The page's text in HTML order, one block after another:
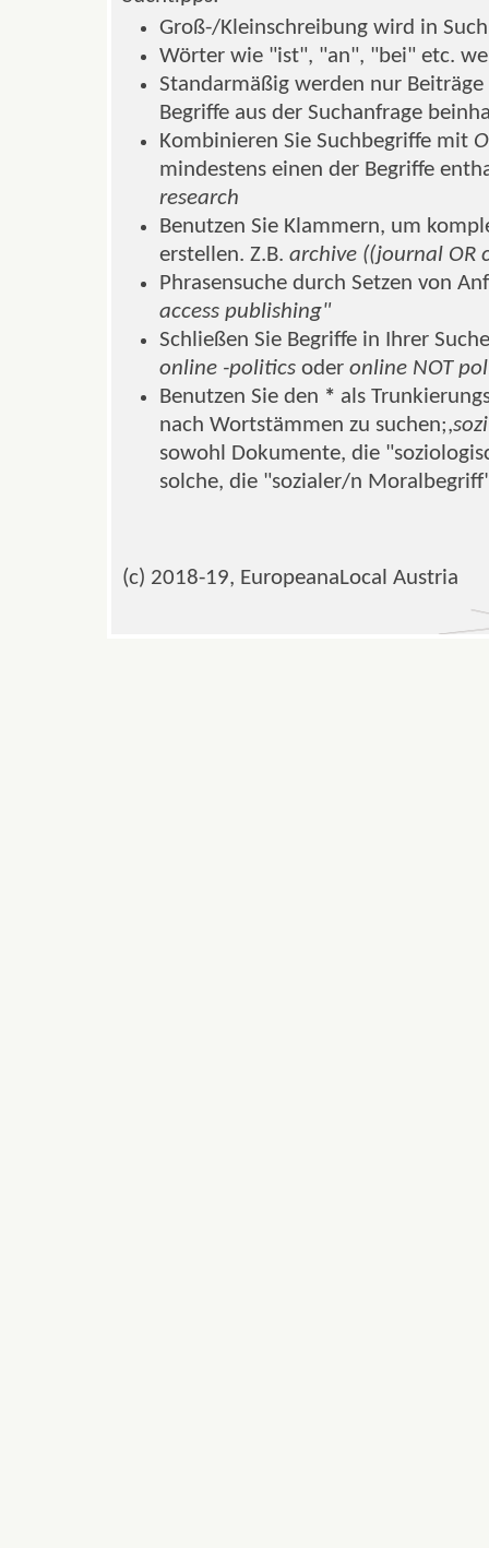
Groß-/Kleinschreibung wird in
Wörter wie "ist", "an", "bei" etc.
Standarmäßig werden nur
Begriffe aus der Suchanfrage
Kombinieren Sie Suchbegriffe mit
mindestens einen der Begriffe
research
Benutzen Sie Klammern, um
erstellen. Z.B. archive ((journal OR
Phrasensuche durch Setzen von
access publishing"
Schließen Sie Begriffe in Ihrer
online -politicsoder online NOT
Benutzen Sie den * als
nach Wortstämmen zu suchen;,
sowohl Dokumente, die
solche, die "sozialer/n
(c) 2018-19, EuropeanaLocal Austria